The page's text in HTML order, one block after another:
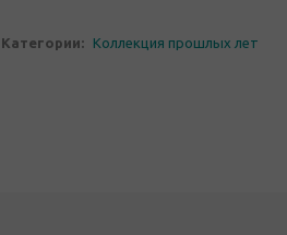
Категории: Коллекция прошлых лет